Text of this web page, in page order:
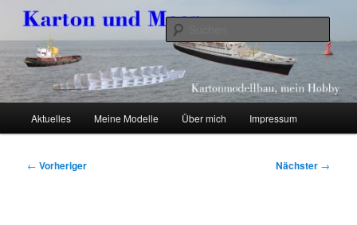
primären
Inhalt
springenKarton und Meer
Kartonmodellbau, mein Hobby
Aktuelles Meine Modelle Über mich Impressum
Beitragsnavigation
← Vorheriger Nächster →